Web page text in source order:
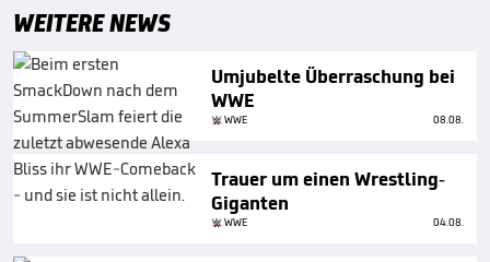
WEITERE NEWS
Umjubelte Überraschung bei
WWE
WWE 08.08.
Trauer um einen Wrestling-
Giganten
WWE 04.08.